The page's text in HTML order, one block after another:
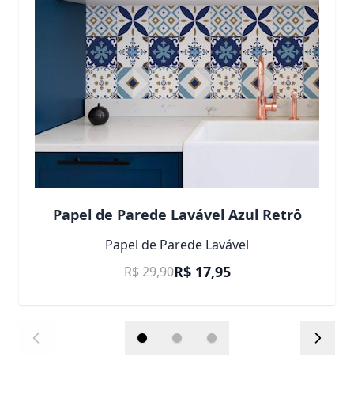
Papel de Parede Lavável Azul Retrô
Papel de Parede Lavável
Preço Promocional
R$ 17,95
R$ 29,90